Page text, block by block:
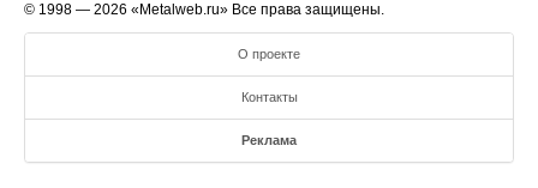
© 1998 — 2026 «Metalweb.ru» Все права защищены.
О проекте
Контакты
Реклама